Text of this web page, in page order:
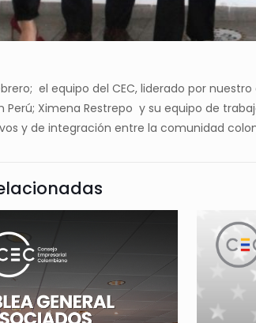
el equipo del CEC, liderado por
Perú; Ximena Restrepo y su equipo de
y de integración entre la comunidad